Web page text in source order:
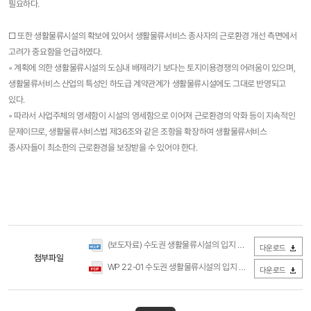
필요하다.
□ 또한 생활물류시설의 확보에 있어서 생활물류서비스 종사자의 근로환경 개선 측면에서
고려가 중요함을 언급하였다.
◦ 계획에 의한 생활물류시설의 도심내 배제라기 보다는 토지이용경쟁의 어려움이 있으며,
생활물류서비스 산업의 특성인 하도급 계약관계가 생활물류시설에도 그대로 반영되고
있다.
◦ 따라서 사업주체의 영세함이 시설의 영세함으로 이어져 근로환경의 악화 등이 지속적인
문제이므로, 생활물류서비스법 제36조와 같은 조항을 확장하여 생활물류서비스
종사자들이 최소한의 근로환경을 보장받을 수 있어야 한다.
첨부파일
(보도자료) 수도권 생활물류시설의 입지 및 시설 특성 연구(국토연구원).hwp 다운로드
WP 22-01 수도권 생활물류시설의 입지 및 시설 특성 연구(국토연구원).pdf 다운로드